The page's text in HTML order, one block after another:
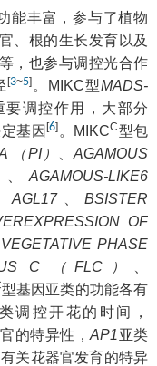
能丰富，参与了植物
、根的生长发育以及
，也参与调控光合作
[3~5]。MIKC型MADS-
调控作用，大部分
基因[6] 。MIKCC型包
（PI） 、AGAMOUS
AGAMOUS-LIKE6
AGL17、BSISTER
OF
PHASE
C （FLC）
型基因亚类的功能各有
调控开花的时间，
的特异性，AP1 亚类
关花器官发育的特异